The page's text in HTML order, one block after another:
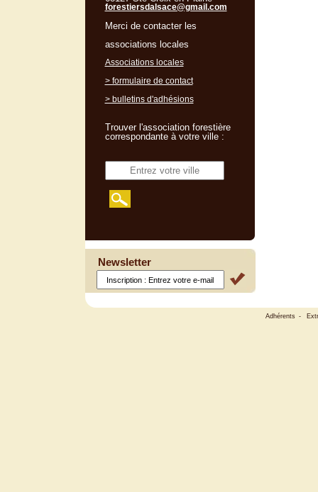
forestiersdalsace@gmail.com
Merci de contacter les
associations locales
Associations locales
> formulaire de contact
> bulletins d'adhésions
Trouver l'association forestière
correspondante à votre ville :
Newsletter
Adhérents -